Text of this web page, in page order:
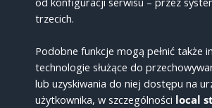
trzecich.
Podobne funkcje mogą pełnić także
technologie służące do
lub uzyskiwania do niej dostępu na
użytkownika, w szczególności local